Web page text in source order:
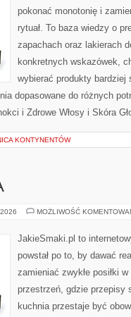
pokonać monotonię i
rytuał. To baza wiedzy o
zapachach oraz lakierach
konkretnych wskazówek,
wybierać produkty bardziej
dopasowane do różnych
i Zdrowe Włosy i Skóra
KONTYNENTÓW
MOŻLIWOŚĆ
JakieSmaki.pl to
powstał po to, by dawać
zamieniać zwykłe posiłki
przestrzeń, gdzie przepisy
kuchnia przestaje być